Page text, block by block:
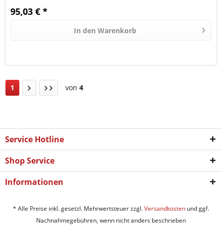
95,03 € *
In den Warenkorb
1 von 4
Service Hotline
Shop Service
Informationen
* Alle Preise inkl. gesetzl. Mehrwertsteuer zzgl.Versandkosten und ggf.
Nachnahmegebühren, wenn nicht anders beschrieben